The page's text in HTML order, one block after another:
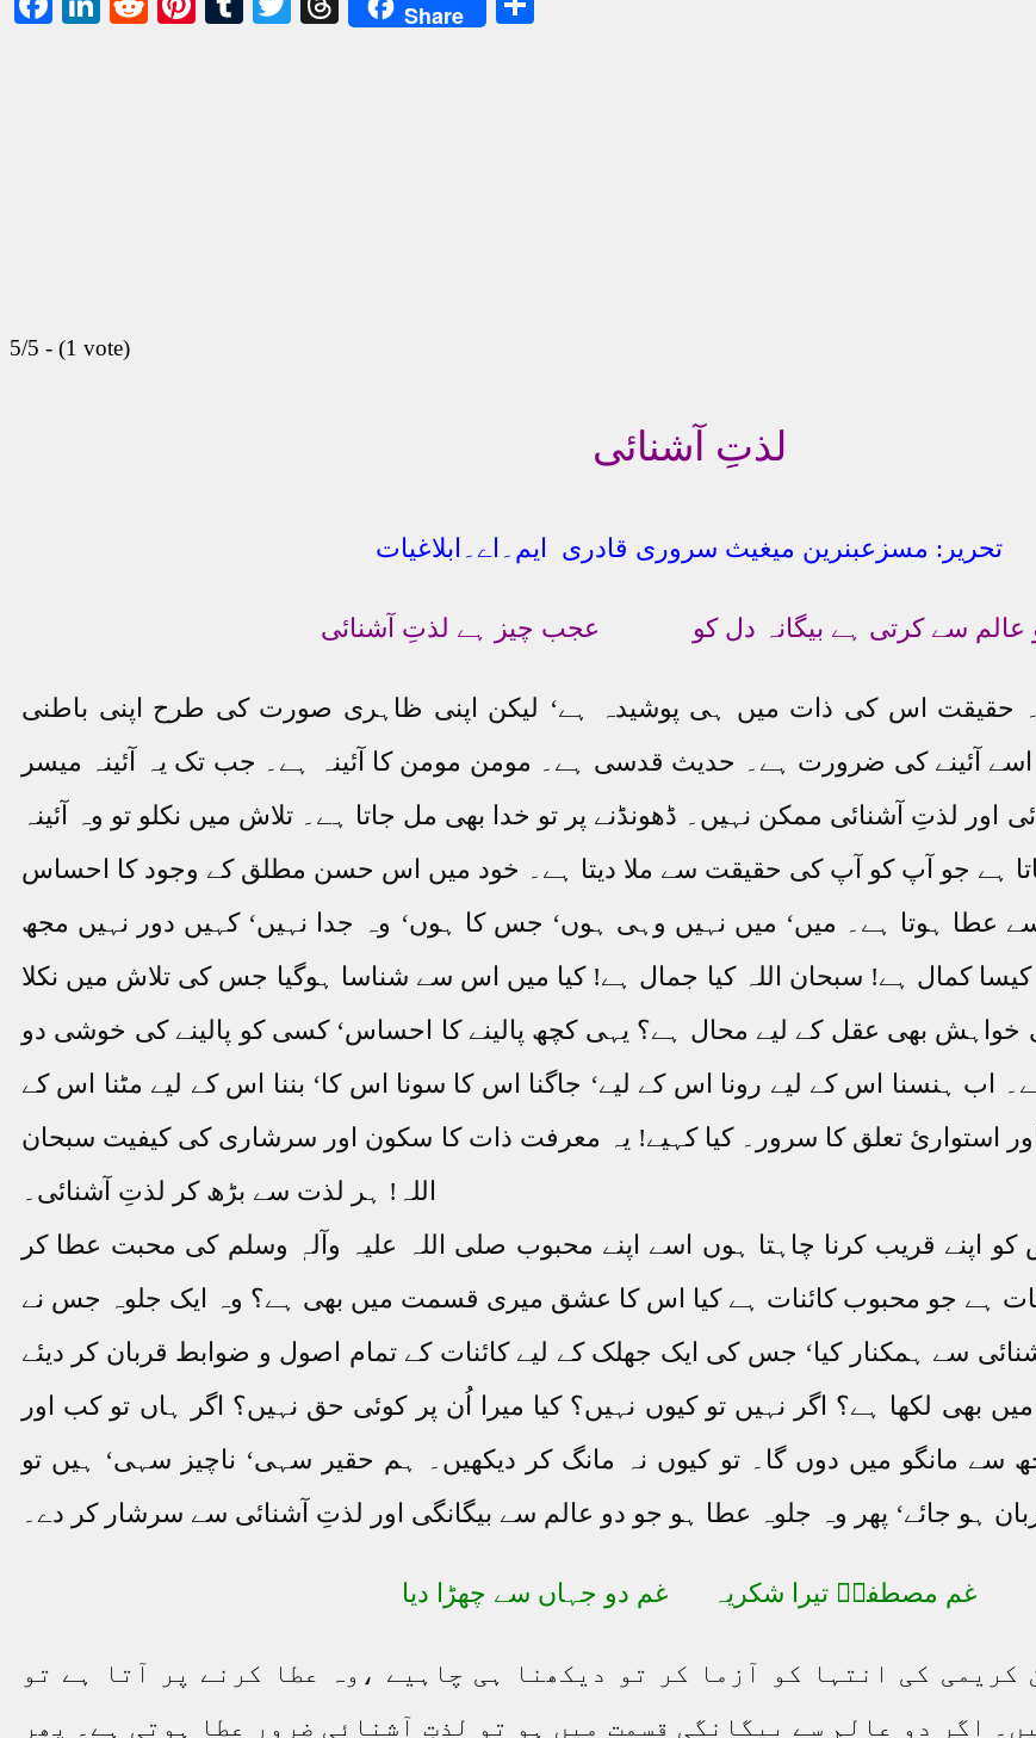
Share
5/5 - (1 vote)
لذتِ آشنائی
تحریر: مسزعبنرین میغیث سروری قادری ایم۔اے۔ابلاغیات
عالم سے کرتی ہے بیگانہ دل کو عجب چیز ہے لذتِ آشنائی
حقیقت اس کی ذات میں ہی پوشیدہ ہے‘ لیکن اپنی ظاہری صورت کی طرح اپنی باطنی
آئینے کی ضرورت ہے۔ حدیث قدسی ہے۔ مومن مومن کا آئینہ ہے۔ جب تک یہ آئینہ میسر
اور لذتِ آشنائی ممکن نہیں۔ ڈھونڈنے پر تو خدا بھی مل جاتا ہے۔ تلاش میں نکلو تو وہ آئینہ
ہے جو آپ کو آپ کی حقیقت سے ملا دیتا ہے۔ خود میں اس حسن مطلق کے وجود کا احساس
عطا ہوتا ہے۔ میں‘ میں نہیں وہی ہوں‘ جس کا ہوں‘ وہ جدا نہیں‘ کہیں دور نہیں مجھ
کمال ہے! سبحان اللہ کیا جمال ہے! کیا میں اس سے شناسا ہوگیا جس کی تلاش میں نکلا
کی خواہش بھی عقل کے لیے محال ہے؟ یہی کچھ پالینے کا احساس‘ کسی کو پالینے کی خوشی دو
اب ہنسنا اس کے لیے رونا اس کے لیے‘ جاگنا اس کا سونا اس کا‘ بننا اس کے لیے مٹنا اس کے
استوارئ تعلق کا سرور۔ کیا کہیے! یہ معرفت ذات کا سکون اور سرشاری کی کیفیت سبحان
اللہ! ہر لذت سے بڑھ کر لذتِ آشنائی۔
کو اپنے قریب کرنا چاہتا ہوں اسے اپنے محبوب صلی اللہ علیہ وآلہٖ وسلم کی محبت عطا کر
ہے جو محبوب کائنات ہے کیا اس کا عشق میری قسمت میں بھی ہے؟ وہ ایک جلوہ جس نے
سے ہمکنار کیا‘ جس کی ایک جھلک کے لیے کائنات کے تمام اصول و ضوابط قربان کر دیئے
بھی لکھا ہے؟ اگر نہیں تو کیوں نہیں؟ کیا میرا اُن پر کوئی حق نہیں؟ اگر ہاں تو کب اور
سے مانگو میں دوں گا۔ تو کیوں نہ مانگ کر دیکھیں۔ ہم حقیر سہی‘ ناچیز سہی‘ ہیں تو
ہو جائے‘ پھر وہ جلوہ عطا ہو جو دو عالم سے بیگانگی اور لذتِ آشنائی سے سرشار کر دے۔
غم مصطفیؐ تیرا شکریہ غم دو جہاں سے چھڑا دیا
کریمی کی انتہا کو آزما کر تو دیکھنا ہی چاہیے ،وہ عطا کرنے پر آتا ہے تو
اگر دو عالم سے بیگانگی قسمت میں ہو تو لذتِ آشنائی ضرور عطا ہوتی ہے۔ پھر